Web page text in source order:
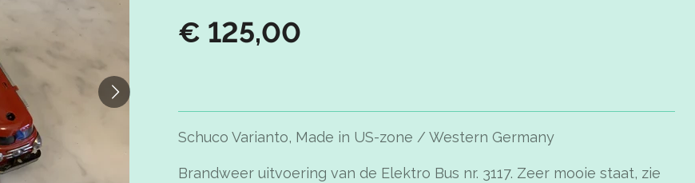
€ 125,00
Schuco Varianto, Made in US-zone / Western Germany
Brandweer uitvoering van de Elektro Bus nr. 3117. Zeer mooie staat, zie